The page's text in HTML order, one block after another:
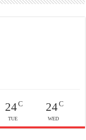
24C
TUE
24C
WED